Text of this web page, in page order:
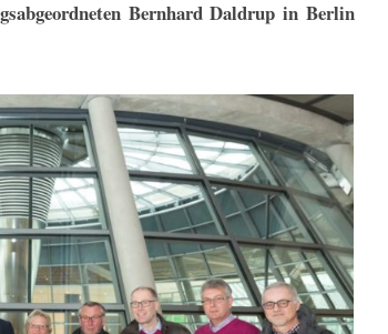
Bernhard Daldrup in Berlin